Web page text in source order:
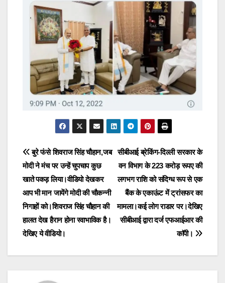
Post
navigation
सीबीआई ब्रेकिंग-दिल्ली सरकार के
वन विभाग के 223 करोड़ रूपए की
लगभग राशि को संदिग्ध रूप से एक
बैंक के एकाऊंट में ट्रांसफर का
मामला।कई लोग राडार पर।देखिए
सीबीआई द्वारा दर्ज एफआईआर की
काॅपी।
बुरे फंसे शिवराज सिंह चौहान,जब
मोदी ने मंच पर उन्हें चुपचाप कुछ
खाते पकड़ लिया।वीडियो देखकर
आप भी मान जायेंगे मोदी की चौकन्नी
निगाहों को।शिवराज सिंह चौहान की
हालत देख हैरान होना स्वाभाविक है।
देखिए ये वीडियो।